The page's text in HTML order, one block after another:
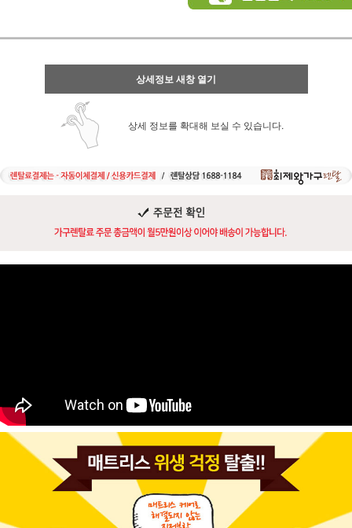
상세정보 새창 열기
상세 정보를 확대해 보실 수 있습니다.